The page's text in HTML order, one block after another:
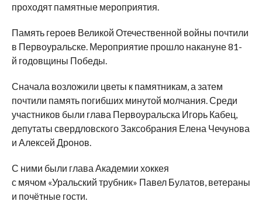
проходят памятные мероприятия.
Память героев Великой Отечественной войны почтили
в Первоуральске. Мероприятие прошло накануне81-
й годовщины Победы.
Сначала возложили цветы к памятникам, а затем
почтили память погибших минутой молчания. Среди
участников были глава Первоуральска Игорь Кабец,
депутаты свердловского Заксобрания Елена Чечунова
и Алексей Дронов.
С ними были глава Академии хоккея
с мячом «Уральский трубник» Павел Булатов, ветераны
и почётные гости.